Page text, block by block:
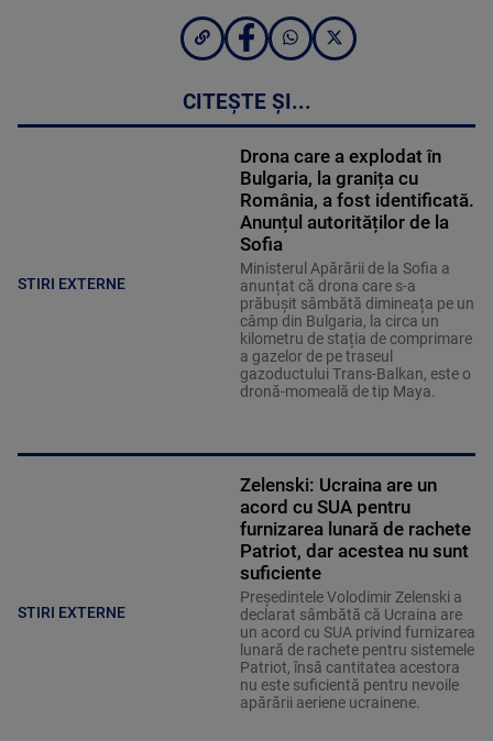
CITEȘTE ȘI...
STIRI EXTERNE
Drona care a explodat în
Bulgaria, la granița cu
România, a fost identificată.
Anunțul autorităților de la
Sofia
Ministerul Apărării de la Sofia a
anunțat că drona care s-a
prăbușit sâmbătă dimineața pe un
câmp din Bulgaria, la circa un
kilometru de stația de comprimare
a gazelor de pe traseul
gazoductului Trans-Balkan, este o
dronă-momeală de tip Maya.
STIRI EXTERNE
Zelenski: Ucraina are un
acord cu SUA pentru
furnizarea lunară de rachete
Patriot, dar acestea nu sunt
suficiente
Preşedintele Volodimir Zelenski a
declarat sâmbătă că Ucraina are
un acord cu SUA privind furnizarea
lunară de rachete pentru sistemele
Patriot, însă cantitatea acestora
nu este suficientă pentru nevoile
apărării aeriene ucrainene.